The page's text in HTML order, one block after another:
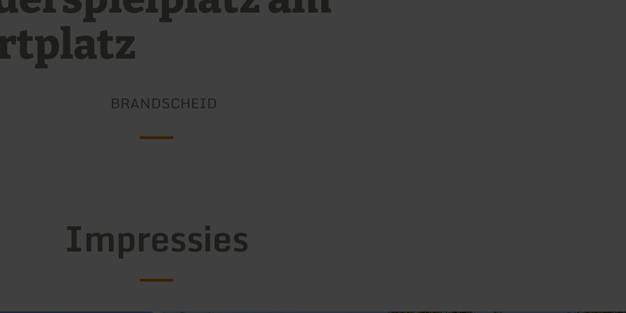
BRANDSCHEID
Impressies